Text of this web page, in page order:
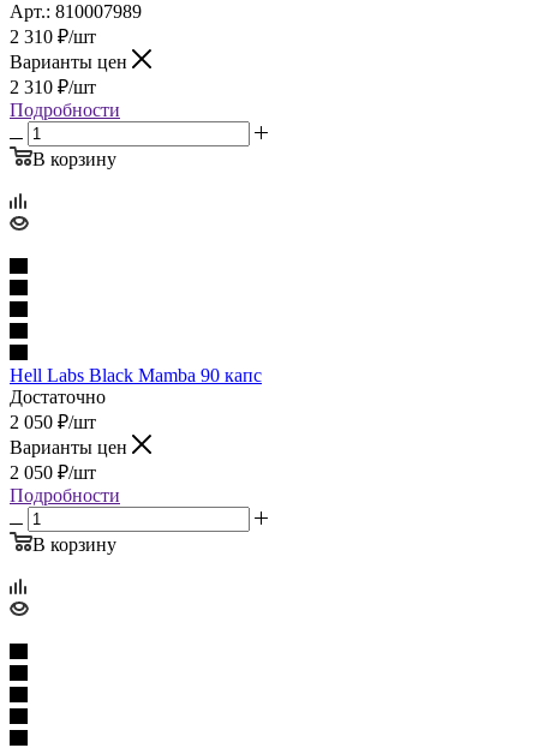
Арт.: 810007989
2 310 ₽/шт
Варианты цен
2 310 ₽/шт
Подробности
В корзину
Hell Labs Black Mamba 90 капс
Достаточно
2 050 ₽/шт
Варианты цен
2 050 ₽/шт
Подробности
В корзину